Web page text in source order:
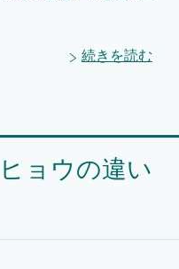
続きを読む
ョウの違い